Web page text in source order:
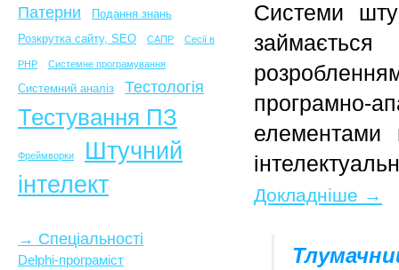
Патерни
Подання знань
Розкрутка сайту, SEO
САПР Сесії в
PHP Системне програмування
Системний аналіз Тестологія
Тестування ПЗ
Фреймворки
Штучний
інтелект
→ Спеціальності
Delphi-програміст
Системи
елементами
Докладніше →